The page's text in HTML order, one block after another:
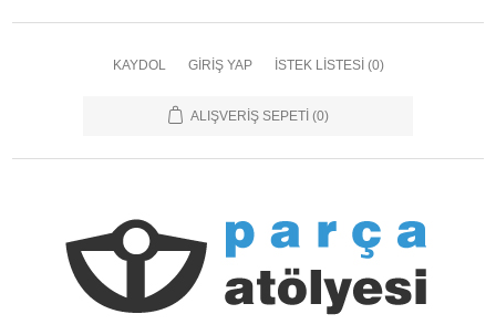
KAYDOL GIRIŞ YAP İSTEK LISTESI (0)
ALIŞVERIŞ SEPETI (0)